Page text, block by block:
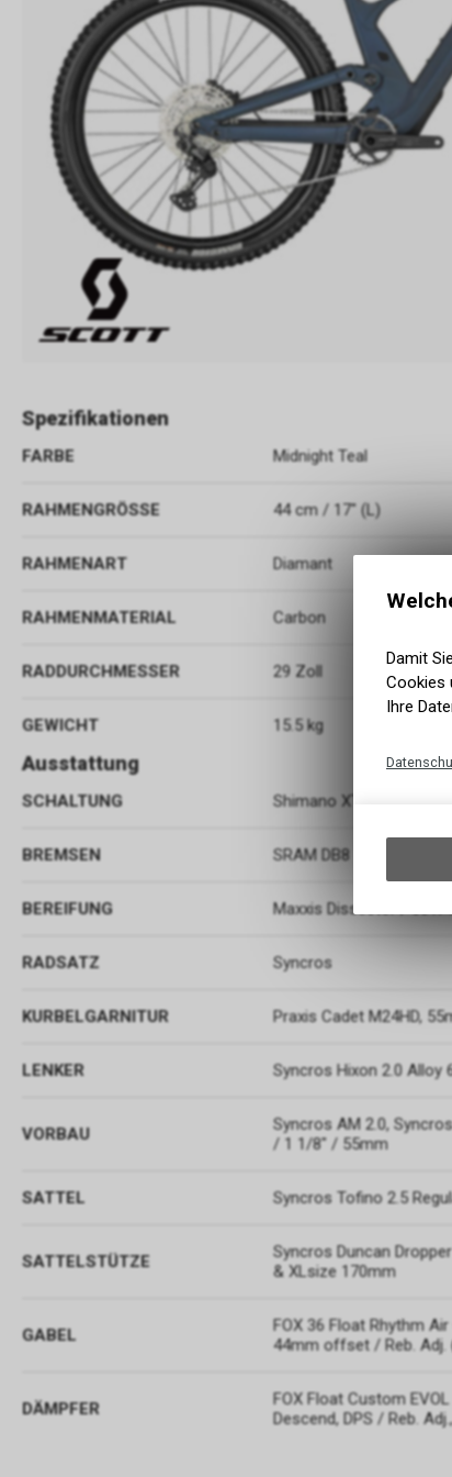
Spezifikationen
FARBE Midnight Teal
RAHMENGRÖSSE 44 cm / 17" (L)
RAHMENART Diamant
RAHMENMATERIAL Carbon
RADDURCHMESSER 29 Zoll
GEWICHT 15.5 kg
Ausstattung
SCHALTUNG Shimano XT RD-M8100
BREMSEN SRAM DB8 4 Piston
BEREIFUNG Maxxis Dissector /
RADSATZ Syncros
KURBELGARNITUR Praxis Cadet M24HD,
LENKER Syncros Hixon 2.0 Alloy
VORBAU
Syncros AM 2.0,
/ 1 1/8" / 55mm
SATTEL Syncros Tofino 2.5
SATTELSTÜTZE
Syncros Duncan
& XLsize 170mm
GABEL
FOX 36 Float Rhythm
44mm offset / Reb. Adj.
DÄMPFER
FOX Float Custom
Descend, DPS / Reb.
Damit
Cookies
Ihre